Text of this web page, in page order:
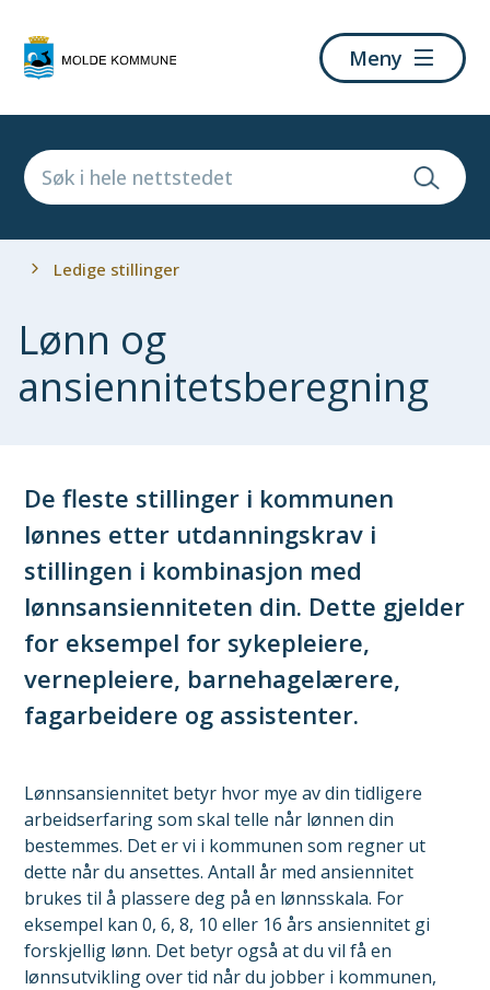
kommune
Meny
Du
Ledige stillinger
Lønn og
ansiennitetsberegning
De fleste stillinger i kommunen
lønnes etter utdanningskrav i
stillingen i kombinasjon med
lønnsansienniteten din. Dette gjelder
for eksempel for sykepleiere,
vernepleiere, barnehagelærere,
fagarbeidere og assistenter.
Lønnsansiennitet betyr hvor mye av din tidligere
arbeidserfaring som skal telle når lønnen din
bestemmes. Det er vi i kommunen som regner ut
dette når du ansettes. Antall år med ansiennitet
brukes til å plassere deg på en lønnsskala. For
eksempel kan 0, 6, 8, 10 eller 16 års ansiennitet gi
forskjellig lønn. Det betyr også at du vil få en
lønnsutvikling over tid når du jobber i kommunen,